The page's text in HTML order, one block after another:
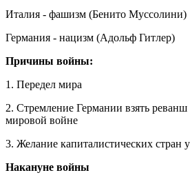
Италия - фашизм (Бенито Муссолини)
Германия - нацизм (Адольф Гитлер)
Причины войны:
1. Передел мира
2. Стремление Германии взять
мировой войне
3. Желание капиталистических
Накануне войны